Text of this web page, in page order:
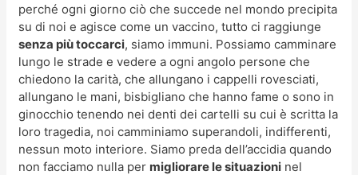
perché ogni giorno ciò che succede nel mondo precipita
su di noi e agisce come un vaccino, tutto ci raggiunge
senza più toccarci, siamo immuni. Possiamo camminare
lungo le strade e vedere a ogni angolo persone che
chiedono la carità, che allungano i cappelli rovesciati,
allungano le mani, bisbigliano che hanno fame o sono in
ginocchio tenendo nei denti dei cartelli su cui è scritta la
loro tragedia, noi camminiamo superandoli, indifferenti,
nessun moto interiore. Siamo preda dell’accidia quando
non facciamo nulla per migliorare le situazioni nel